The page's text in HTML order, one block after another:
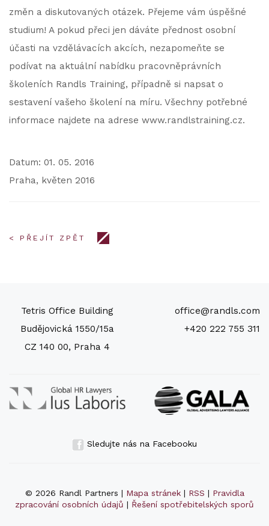
změn a diskutovaných otázek. Přejeme vám úspěšné
studium! A pokud přeci jen dáváte přednost osobní
účasti na vzdělávacích akcích, nezapomeňte se
podívat na aktuální nabídku pracovněprávních
školeních Randls Training, případně si napsat o
sestavení vašeho školení na míru. Všechny potřebné
informace najdete na adrese www.randlstraining.cz.
Datum: 01. 05. 2016
Praha, květen 2016
< PŘEJÍT ZPĚT
Tetris Office Building
Budějovická 1550/15a
CZ 140 00, Praha 4
office@randls.com
+420 222 755 311
Sledujte nás na Facebooku
© 2026 Randl Partners | Mapa stránek| RSS | Pravidla
zpracování osobních údajů | Řešení spotřebitelských sporů